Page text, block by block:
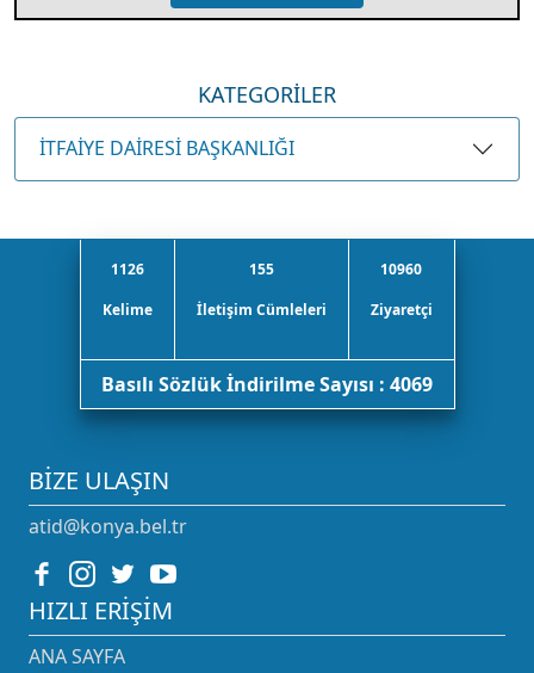
KATEGORİLER
İTFAİYE DAİRESİ BAŞKANLIĞI
1126
Kelime
155
İletişim Cümleleri
10960
Ziyaretçi
Basılı Sözlük İndirilme Sayısı : 4069
BIZE ULAŞIN
atid@konya.bel.tr
HIZLI ERIŞIM
ANA SAYFA